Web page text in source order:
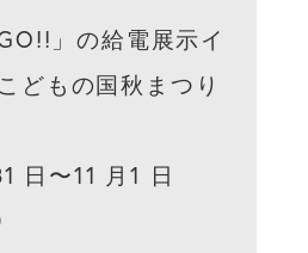
」の給電展⽰イ
どもの国秋まつり
⽇〜11 ⽉1 ⽇